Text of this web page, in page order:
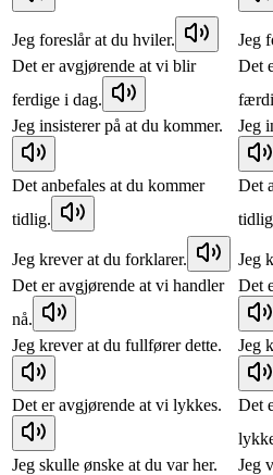
Jeg foreslår at du hviler.
Jeg
Det er avgjørende at vi blir
ferdige i dag.
Det
Jeg insisterer på at du kommer.
Jeg
Det anbefales at du kommer
tidlig.
Det
Jeg krever at du forklarer.
Jeg
Det er avgjørende at vi handler
nå.
Det
Jeg krever at du fullfører dette. Jeg
Det er avgjørende at vi lykkes.
Det
Jeg skulle ønske at du var her.
Jeg